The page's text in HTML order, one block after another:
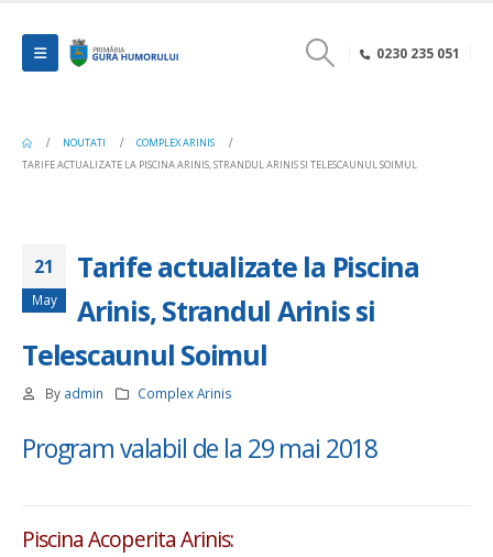
0230 235 051
NOUTATI
COMPLEX ARINIS
TARIFE ACTUALIZATE LA PISCINA ARINIS, STRANDUL ARINIS SI TELESCAUNUL SOIMUL
21
May
Tarife actualizate la Piscina
Arinis, Strandul Arinis si
Telescaunul Soimul
By admin Complex Arinis
Program valabil de la 29 mai 2018
Piscina Acoperita Arinis: